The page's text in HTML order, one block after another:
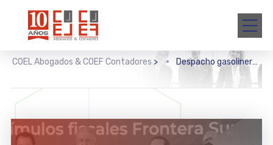
COEL Abogados & COEF Contadores > Despacho gasolineros